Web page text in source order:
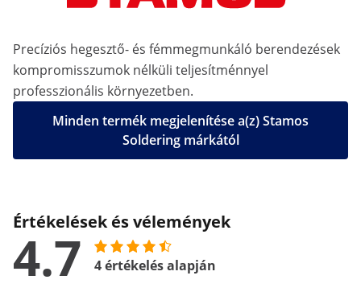
Precíziós hegesztő- és fémmegmunkáló berendezések
kompromisszumok nélküli teljesítménnyel
professzionális környezetben.
Minden termék megjelenítése a(z) Stamos
Soldering márkától
Értékelések és vélemények
4.7 4 értékelés alapján